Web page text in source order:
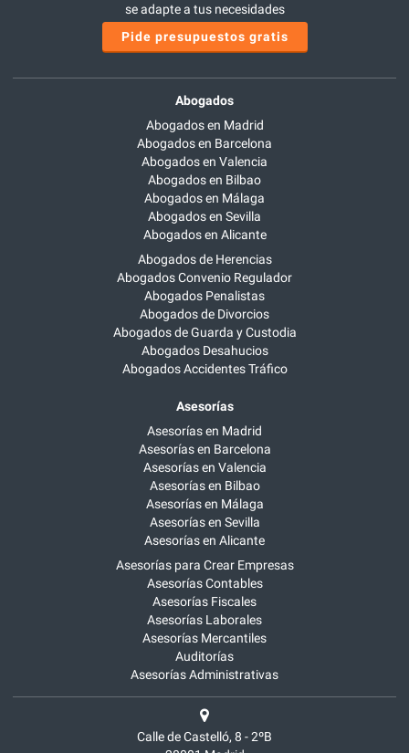
se adapte a tus necesidades
Pide presupuestos gratis
Abogados
Abogados en Madrid
Abogados en Barcelona
Abogados en Valencia
Abogados en Bilbao
Abogados en Málaga
Abogados en Sevilla
Abogados en Alicante
Abogados de Herencias
Abogados Convenio Regulador
Abogados Penalistas
Abogados de Divorcios
Abogados de Guarda y Custodia
Abogados Desahucios
Abogados Accidentes Tráfico
Asesorías
Asesorías en Madrid
Asesorías en Barcelona
Asesorías en Valencia
Asesorías en Bilbao
Asesorías en Málaga
Asesorías en Sevilla
Asesorías en Alicante
Asesorías para Crear Empresas
Asesorías Contables
Asesorías Fiscales
Asesorías Laborales
Asesorías Mercantiles
Auditorías
Asesorías Administrativas
Calle de Castelló, 8 - 2ºB